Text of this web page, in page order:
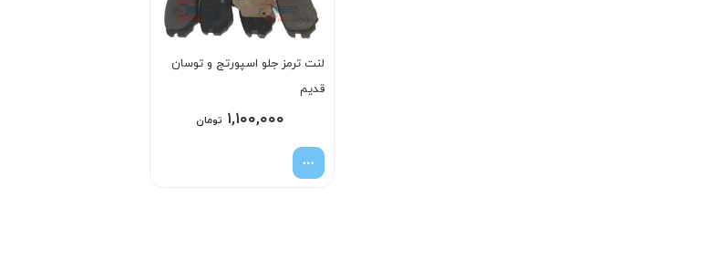
لنت ترمز جلو اسپورتج و توسان
قديم
۱,۱۰۰,۰۰۰ تومان